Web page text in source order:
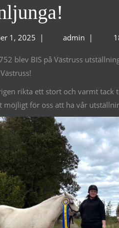
1, 2025 | admin |
blev BIS på Västruss
rikta ett stort och varmt tack
möjligt för oss att ha vår